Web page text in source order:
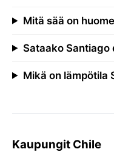
Mitä sää on
Sataako Santiago
Mikä on lämpötila
Kaupungit Chile